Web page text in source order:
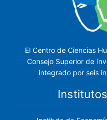
El Centro de Ciencias
Consejo Superior de
integrado por seis